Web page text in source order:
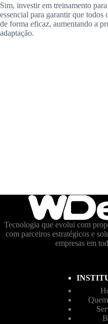
Sim, investir em treinamento
essencial para garantir que todos
de forma eficaz, aumentando a
adaptação.
Tecnologia que evolui com
com parceiros estratégicos e
empresas em